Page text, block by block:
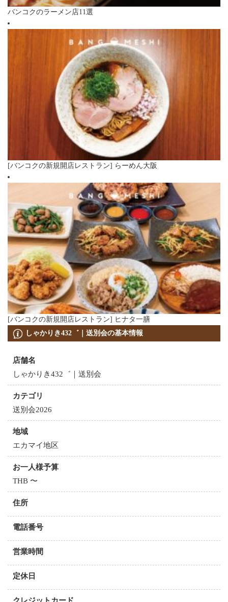
バンコクのラーメン店11選
[バンコクの新規開店レストラン] らーめん大阪
[バンコクの新規開店レストラン] ヒナタ一膳
しゃかりき432゛｜送別会の基本情報
店舗名
しゃかりき432゛｜送別会
カテゴリ
送別会2026
地域
エカマイ地区
お一人様予算
THB 〜
住所
電話番号
営業時間
定休日
クレジットカード